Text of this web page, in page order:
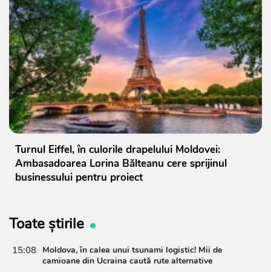
Turnul Eiffel, în culorile drapelului Moldovei:
Ambasadoarea Lorina Bălteanu cere sprijinul
businessului pentru proiect
Toate știrile
15:08 Moldova, în calea unui tsunami logistic! Mii de
camioane din Ucraina caută rute alternative